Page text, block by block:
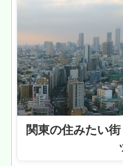
関東の住みたい